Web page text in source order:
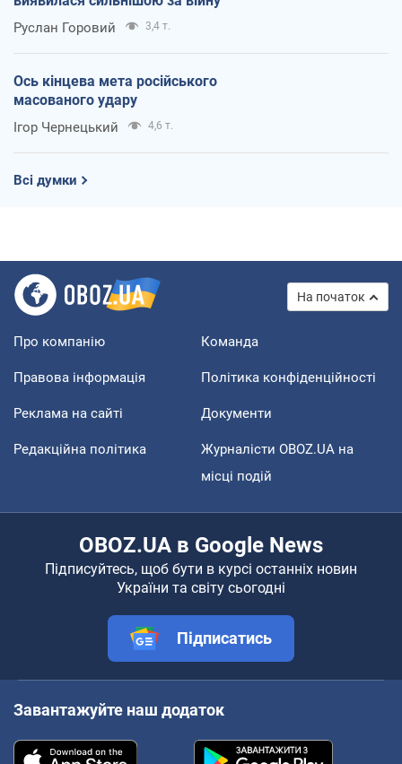
Руслан Горовий 3,4 т.
Ось кінцева мета російського
масованого удару
Ігор Чернецький 4,6 т.
Всі думки
На початок
Про компанію Команда
Правова інформація Політика конфіденційності
Реклама на сайті Документи
Редакційна політика
Журналісти OBOZ.UA на
місці подій
OBOZ.UA в Google News
Підписуйтесь, щоб бути в курсі останніх новин
України та світу сьогодні
Підписатись
Завантажуйте наш додаток